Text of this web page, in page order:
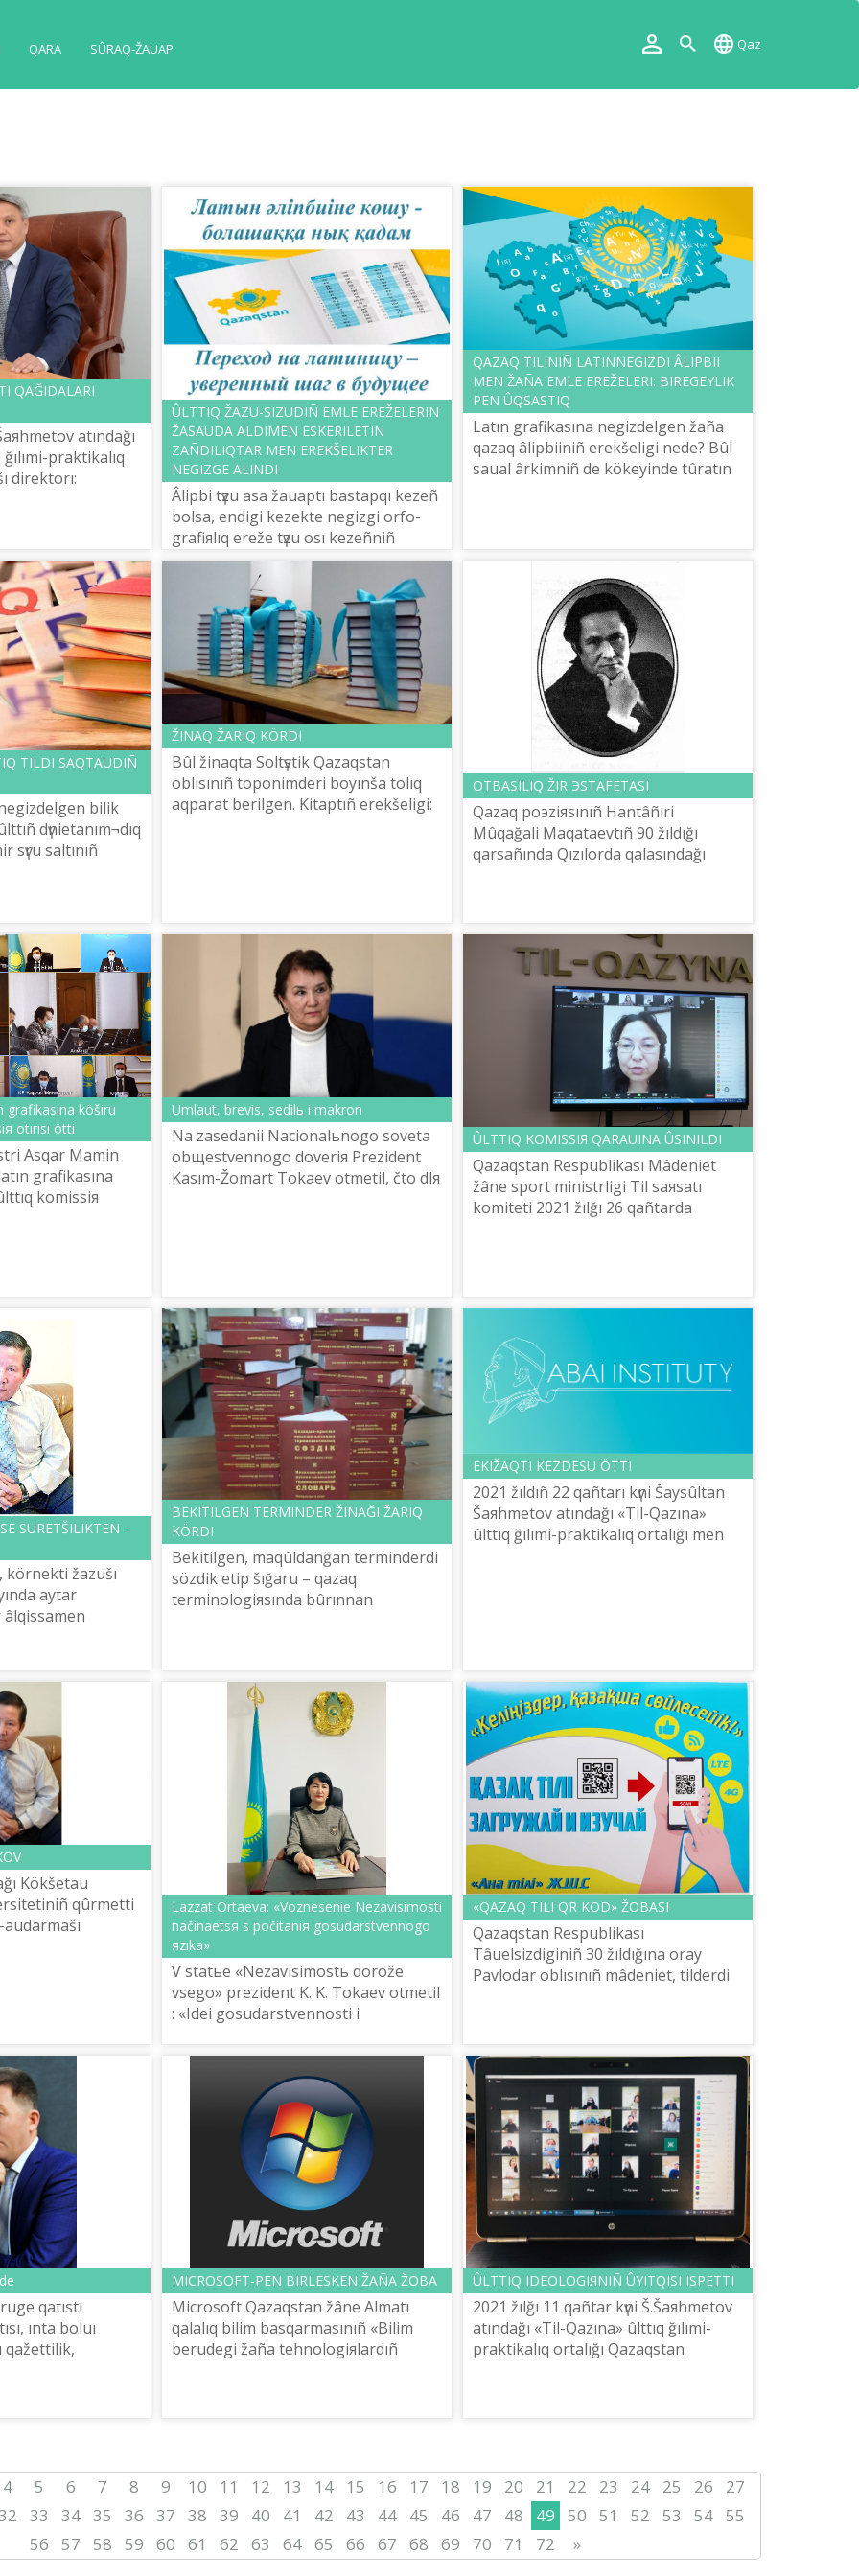
QARA SÛRAQ-ŽAUAP Qaz
QAĞIDALARI
atındağı
ğılımi-praktikalıq
direktorı:
ÛLTTIQ ŽAZU-SIZUDIÑ EMLE EREŽELERІN
ŽASAUDA ALDIMEN ESKERІLETІN
ZAÑDILIQTAR MEN EREKŠELІKTER
NEGІZGE ALINDI
Âlіpbi tүzu asa žauaptı bastapqı kezeñ
bolsa, endіgі kezekte negіzgі orfo­
grafiяlıq ereže tүzu osı kezeñnіñ
qisındı žalğası bolıp tabılatını belgіlі.
Bûl kezeñ ârtүrlі ortolog...
QAZAQ TІLІNІÑ LATINNEGІZDІ ÂLІPBIІ
MEN ŽAÑA EMLE EREŽELERІ: BІREGEYLІK
PEN ÛQSASTIQ
Latın grafikasına negіzdelgen žaña
qazaq âlіpbiіnіñ erekšelіgі nede? Bûl
saual ârkіmnіñ de kökeyіnde tûratın
TІLDІ SAQTAUDIÑ
bilіk
dүnietanım¬dıq
sүru saltınıñ
ŽINAQ ŽARIQ KÖRDІ
Bûl žinaqta Soltүstіk Qazaqstan
oblısınıñ toponimderі boyınša tolıq
aqparat berіlgen. Kіtaptıñ erekšelіgі:
OTBASILIQ ŽIR ЭSTAFETASI
Qazaq poэziяsınıñ Hantâñіrі
Mûqağali Maqataevtıñ 90 žıldığı
qarsañında Qızılorda qalasındağı
grafikasına köšіru
otırısı öttі
Asqar Mamin
grafikasına
komissiя
Umlaut, brevis, sedilь i makron
Na zasedanii Nacionalьnogo soveta
obщestvennogo doveriя Prezident
Kasım-Žomart Tokaev otmetil, čto dlя
ÛLTTIQ KOMISSIЯ QARAUINA ÛSINILDI
Qazaqstan Respublikası Mâdeniet
žâne sport ministrlіgі Tіl saяsatı
komitetі 2021 žılğı 26 qañtarda
SURETŠІLІKTEN –
körnektі žazušı
aytar
âlqissamen
BEKІTІLGEN TERMINDER ŽINAĞI ŽARIQ
KÖRDІ
Bekіtіlgen, maqûldanğan terminderdі
sözdіk etіp šığaru – qazaq
terminologiяsında bûrınnan
EKІŽAQTI KEZDESU ÖTTІ
2021 žıldıñ 22 qañtarı kүnі Šaysûltan
Šaяhmetov atındağı «Tіl-Qazına»
ûlttıq ğılımi-praktikalıq ortalığı men
Kökšetau
qûrmettі
Lazzat Ortaeva: «Voznesenie Nezavisimosti
načinaetsя s počitaniя gosudarstvennogo
яzıka»
V statьe «Nezavisimostь dorože
vsego» prezident K. K. Tokaev otmetil
: «Idei gosudarstvennosti i
nahoditь svoe otraženie vo vseh
«QAZAQ TІLІ QR KOD» ŽOBASI
Qazaqstan Respublikası
Tâuelsіzdіgіnіñ 30 žıldığına oray
Pavlodar oblısınıñ mâdeniet, tіlderdі
qatıstı
ınta boluı
MICROSOFT-PEN BІRLESKEN ŽAÑA ŽOBA
Microsoft Qazaqstan žâne Almatı
qalalıq bіlіm basqarmasınıñ «Bіlіm
berudegі žaña tehnologiяlardıñ
ÛLTTIQ IDEOLOGIЯNIÑ ÛYITQISI ІSPETTІ
2021 žılğı 11 qañtar kүnі Š.Šaяhmetov
atındağı «Tіl-Qazına» ûlttıq ğılımi-
praktikalıq ortalığı Qazaqstan
4 5 6 7 8 9 10 11 12 13 14 15 16 17 18 19 20 21 22 23 24 25 26
27
33 34 35 36 37 38 39 40 41 42 43 44 45 46 47 48 49 50 51 52 53 54 55
56
57 58 59 60 61 62 63 64 65 66 67 68 69 70 71 72 »